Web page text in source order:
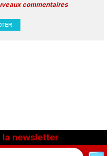
commentaires
la newsletter